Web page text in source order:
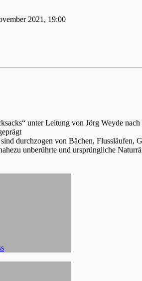
2021, 19:00
unter Leitung von Jörg Weyde
durchzogen von Bächen,
unberührte und ursprüngliche